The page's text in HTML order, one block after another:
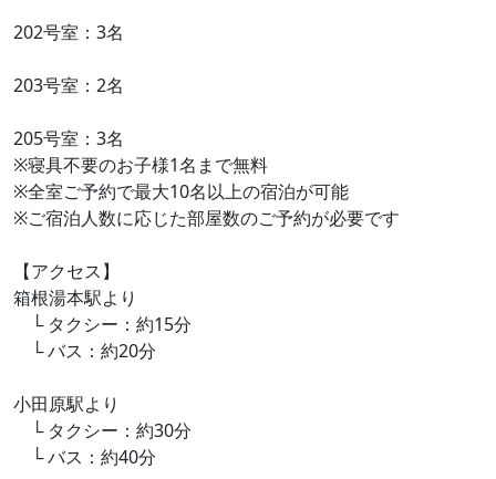
202号室：3名
203号室：2名
205号室：3名
※寝具不要のお子様1名まで無料
※全室ご予約で最大10名以上の宿泊が可能
※ご宿泊人数に応じた部屋数のご予約が必要です
【アクセス】
箱根湯本駅より
└ タクシー：約15分
└ バス：約20分
小田原駅より
└ タクシー：約30分
└ バス：約40分